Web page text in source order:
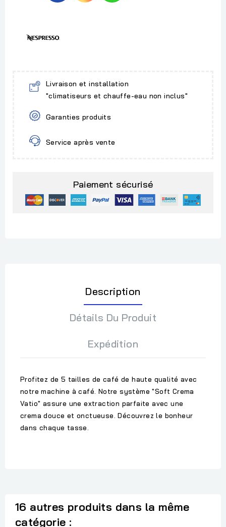
Livraison et installation
"climatiseurs et chauffe-eau non inclus"
Garanties produits
Service après vente
Paiement sécurisé
Description
Détails Du Produit
Expédition
Profitez de 5 tailles de café de haute qualité avec
notre machine à café. Notre système "Soft Crema
Vatio" assure une extraction parfaite avec une
crema douce et onctueuse. Découvrez le bonheur
dans chaque tasse.
16 autres produits dans la même
catégorie :